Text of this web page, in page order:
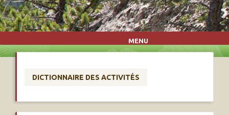
MENU
DICTIONNAIRE DES ACTIVITÉS